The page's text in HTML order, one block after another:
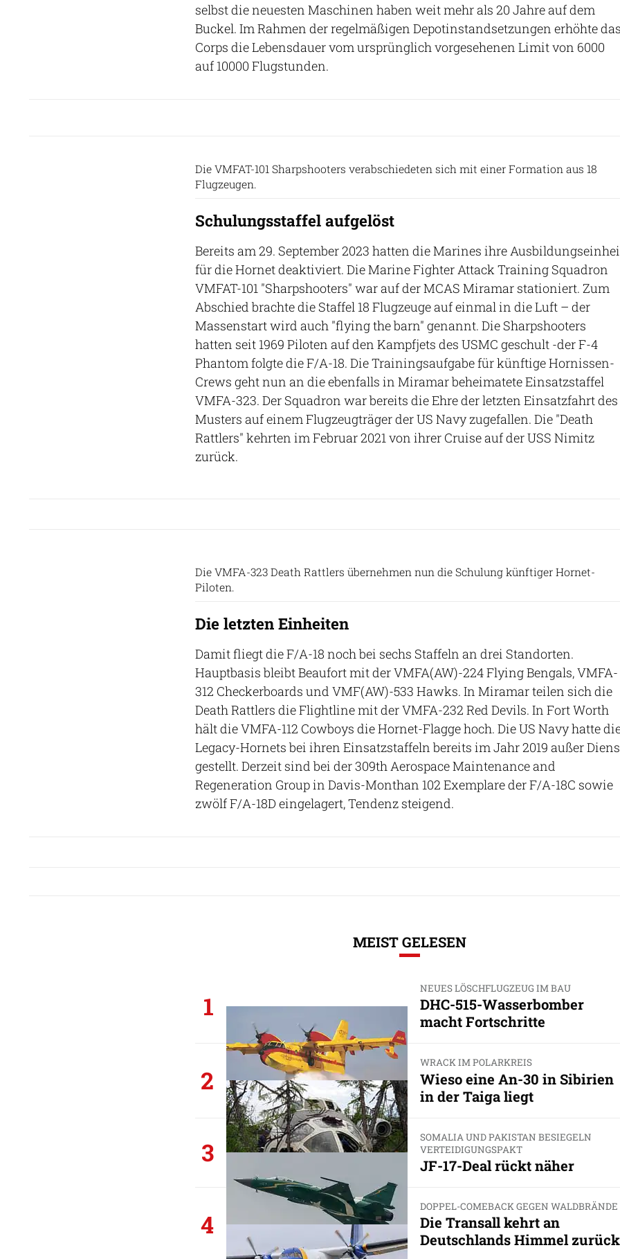
selbst die neuesten Maschinen haben weit mehr als 20 Jahre auf dem
Buckel. Im Rahmen der regelmäßigen Depotinstandsetzungen erhöhte
Corps die Lebensdauer vom ursprünglich vorgesehenen Limit von 6000
auf 10000 Flugstunden.
Die VMFAT-101 Sharpshooters verabschiedeten sich mit einer Formation aus 18
Flugzeugen.
Schulungsstaffel aufgelöst
Bereits am 29. September 2023 hatten die Marines ihre
für die Hornet deaktiviert. Die Marine Fighter Attack Training Squadron
VMFAT-101 "Sharpshooters" war auf der MCAS Miramar stationiert. Zum
Abschied brachte die Staffel 18 Flugzeuge auf einmal in die Luft – der
Massenstart wird auch "flying the barn" genannt. Die Sharpshooters
hatten seit 1969 Piloten auf den Kampfjets des USMC geschult -der F-4
Phantom folgte die F/A-18. Die Trainingsaufgabe für künftige Hornissen-
Crews geht nun an die ebenfalls in Miramar beheimatete Einsatzstaffel
VMFA-323. Der Squadron war bereits die Ehre der letzten Einsatzfahrt des
Musters auf einem Flugzeugträger der US Navy zugefallen. Die "Death
Rattlers" kehrten im Februar 2021 von ihrer Cruise auf der USS Nimitz
zurück.
Die VMFA-323 Death Rattlers übernehmen nun die Schulung künftiger Hornet-
Piloten.
Die letzten Einheiten
Damit fliegt die F/A-18 noch bei sechs Staffeln an drei Standorten.
Hauptbasis bleibt Beaufort mit der VMFA(AW)-224 Flying Bengals, VMFA-
312 Checkerboards und VMF(AW)-533 Hawks. In Miramar teilen sich die
Death Rattlers die Flightline mit der VMFA-232 Red Devils. In Fort Worth
hält die VMFA-112 Cowboys die Hornet-Flagge hoch. Die US Navy hatte
Legacy-Hornets bei ihren Einsatzstaffeln bereits im Jahr 2019 außer
gestellt. Derzeit sind bei der 309th Aerospace Maintenance and
Regeneration Group in Davis-Monthan 102 Exemplare der F/A-18C sowie
zwölf F/A-18D eingelagert, Tendenz steigend.
MEIST GELESEN
1
NEUES LÖSCHFLUGZEUG IM BAU
DHC-515-Wasserbomber
macht Fortschritte
2
WRACK IM POLARKREIS
Wieso eine An-30 in Sibirien
in der Taiga liegt
3
SOMALIA UND PAKISTAN BESIEGELN
VERTEIDIGUNGSPAKT
JF-17-Deal rückt näher
4
DOPPEL-COMEBACK GEGEN WALDBRÄNDE
Die Transall kehrt an
Deutschlands Himmel